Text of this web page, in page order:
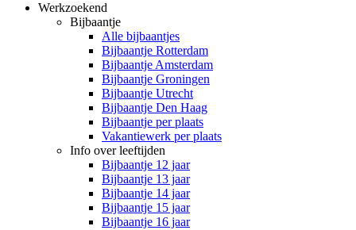
Werkzoekend
Bijbaantje
Alle bijbaantjes
Bijbaantje Rotterdam
Bijbaantje Amsterdam
Bijbaantje Groningen
Bijbaantje Utrecht
Bijbaantje Den Haag
Bijbaantje per plaats
Vakantiewerk per plaats
Info over leeftijden
Bijbaantje 12 jaar
Bijbaantje 13 jaar
Bijbaantje 14 jaar
Bijbaantje 15 jaar
Bijbaantje 16 jaar